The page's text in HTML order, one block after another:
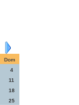
Dom
4
11
18
25